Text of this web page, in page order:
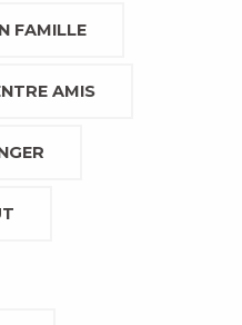
FAMILLE
AMIS